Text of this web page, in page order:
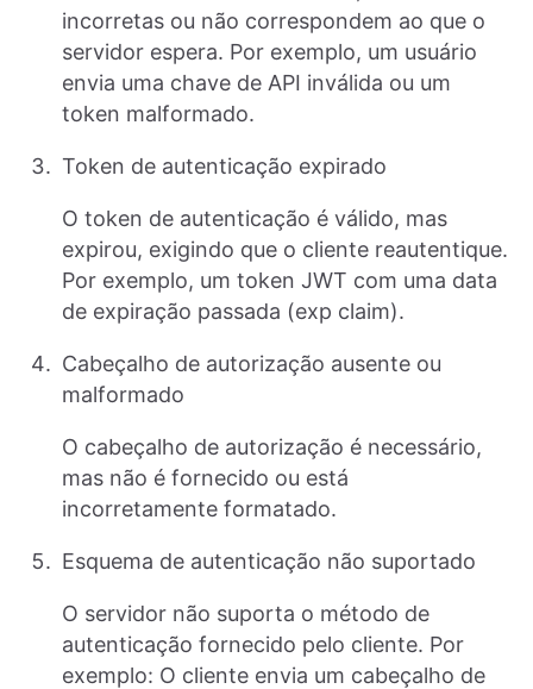
incorretas ou não correspondem ao que o
servidor espera. Por exemplo, um usuário
envia uma chave de API inválida ou um
token malformado.
Token de autenticação expirado
O token de autenticação é válido, mas
expirou, exigindo que o cliente reautentique.
Por exemplo, um token JWT com uma data
de expiração passada (exp claim).
Cabeçalho de autorização ausente ou
malformado
O cabeçalho de autorização é necessário,
mas não é fornecido ou está
incorretamente formatado.
Esquema de autenticação não suportado
O servidor não suporta o método de
autenticação fornecido pelo cliente. Por
exemplo: O cliente envia um cabeçalho de